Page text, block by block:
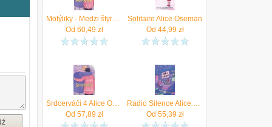
Motýliky - Medzi štyrmi očami Alice Oseman
Od 60,49 zł
Solitaire Alice Oseman
Od 44,99 zł
Srdcerváči 4 Alice Oseman
Od 57,89 zł
Radio Silence Alice Oseman
Od 55,39 zł